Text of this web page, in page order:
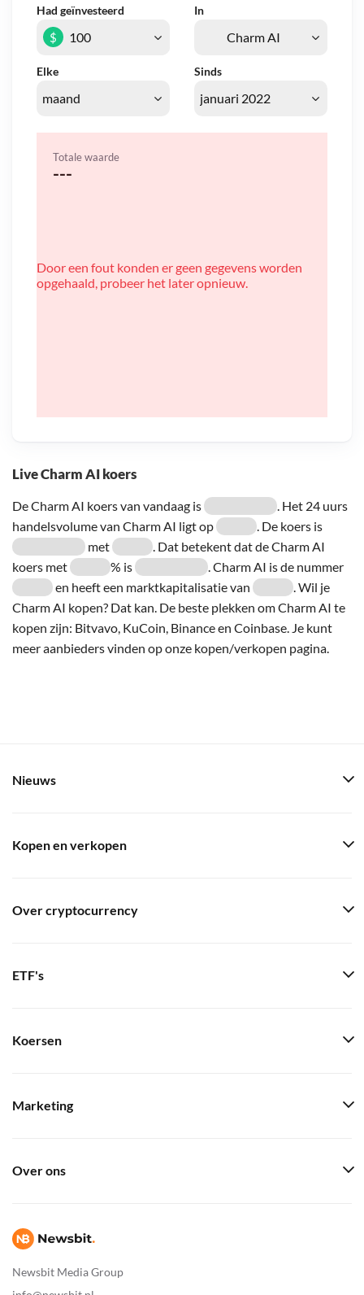
Live Charm AI koers
De Charm AI koers van vandaag is
. Het 24 uurs
handelsvolume van Charm AI ligt op
. De koers is
met
. Dat betekent dat de Charm AI
koers met
% is
. Charm AI is de nummer
en heeft een marktkapitalisatie van
. Wil je
Charm AI kopen? Dat kan. De beste plekken om Charm AI te
kopen zijn: Bitvavo, KuCoin, Binance en Coinbase. Je kunt
meer aanbieders vinden op onze kopen/verkopen pagina.
Had geïnvesteerd In
Elke Sinds
$
Totale waarde
---
Door een fout konden er geen gegevens worden
opgehaald, probeer het later opnieuw.
Newsbit Media Group
Nieuws
Kopen en verkopen
Over cryptocurrency
ETF's
Koersen
Marketing
Over ons